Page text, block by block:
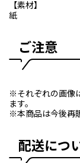
【素材】
紙
ご注意
※それぞれの画像
ます。
※本商品は今後再
配送につ